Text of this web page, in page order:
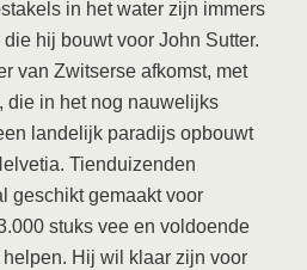
in het water zijn immers
hij bouwt voor John Sutter.
van Zwitserse afkomst, met
die in het nog nauwelijks
landelijk paradijs opbouwt
Tienduizenden
geschikt gemaakt voor
stuks vee en voldoende
Hij wil klaar zijn voor